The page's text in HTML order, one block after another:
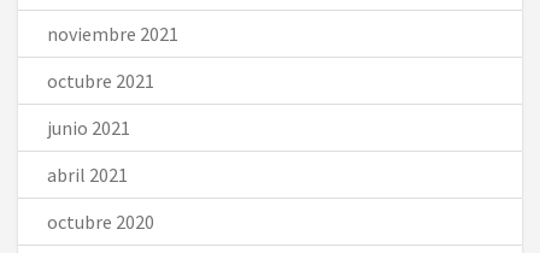
noviembre 2021
octubre 2021
junio 2021
abril 2021
octubre 2020